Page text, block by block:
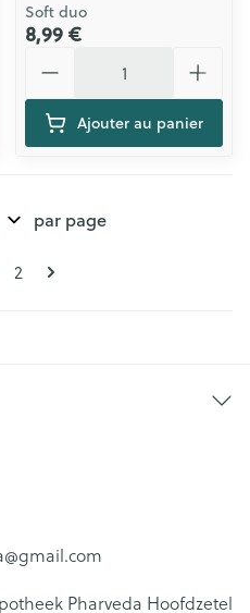
Soft duo
8,99 €
Ajouter au panier
Pageslisez actuellement la page
Page
2
par page
gmail.com
Pharveda Hoofdzetel